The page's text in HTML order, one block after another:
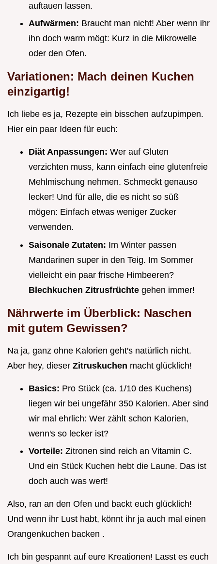
auftauen lassen.
Aufwärmen: Braucht man nicht! Aber wenn ihr
ihn doch warm mögt: Kurz in die Mikrowelle
oder den Ofen.
Variationen: Mach deinen Kuchen
einzigartig!
Ich liebe es ja, Rezepte ein bisschen aufzupimpen.
Hier ein paar Ideen für euch:
Diät Anpassungen: Wer auf Gluten
verzichten muss, kann einfach eine glutenfreie
Mehlmischung nehmen. Schmeckt genauso
lecker! Und für alle, die es nicht so süß
mögen: Einfach etwas weniger Zucker
verwenden.
Saisonale Zutaten: Im Winter passen
Mandarinen super in den Teig. Im Sommer
vielleicht ein paar frische Himbeeren?
Blechkuchen Zitrusfrüchte gehen immer!
Nährwerte im Überblick: Naschen
mit gutem Gewissen?
Na ja, ganz ohne Kalorien geht's natürlich nicht.
Aber hey, dieser Zitruskuchen macht glücklich!
Basics: Pro Stück (ca. 1/10 des Kuchens)
liegen wir bei ungefähr 350 Kalorien. Aber sind
wir mal ehrlich: Wer zählt schon Kalorien,
wenn's so lecker ist?
Vorteile: Zitronen sind reich an Vitamin C.
Und ein Stück Kuchen hebt die Laune. Das ist
doch auch was wert!
Also, ran an den Ofen und backt euch glücklich!
Und wenn ihr Lust habt, könnt ihr ja auch mal einen
Orangenkuchen backen .
Ich bin gespannt auf eure Kreationen! Lasst es euch